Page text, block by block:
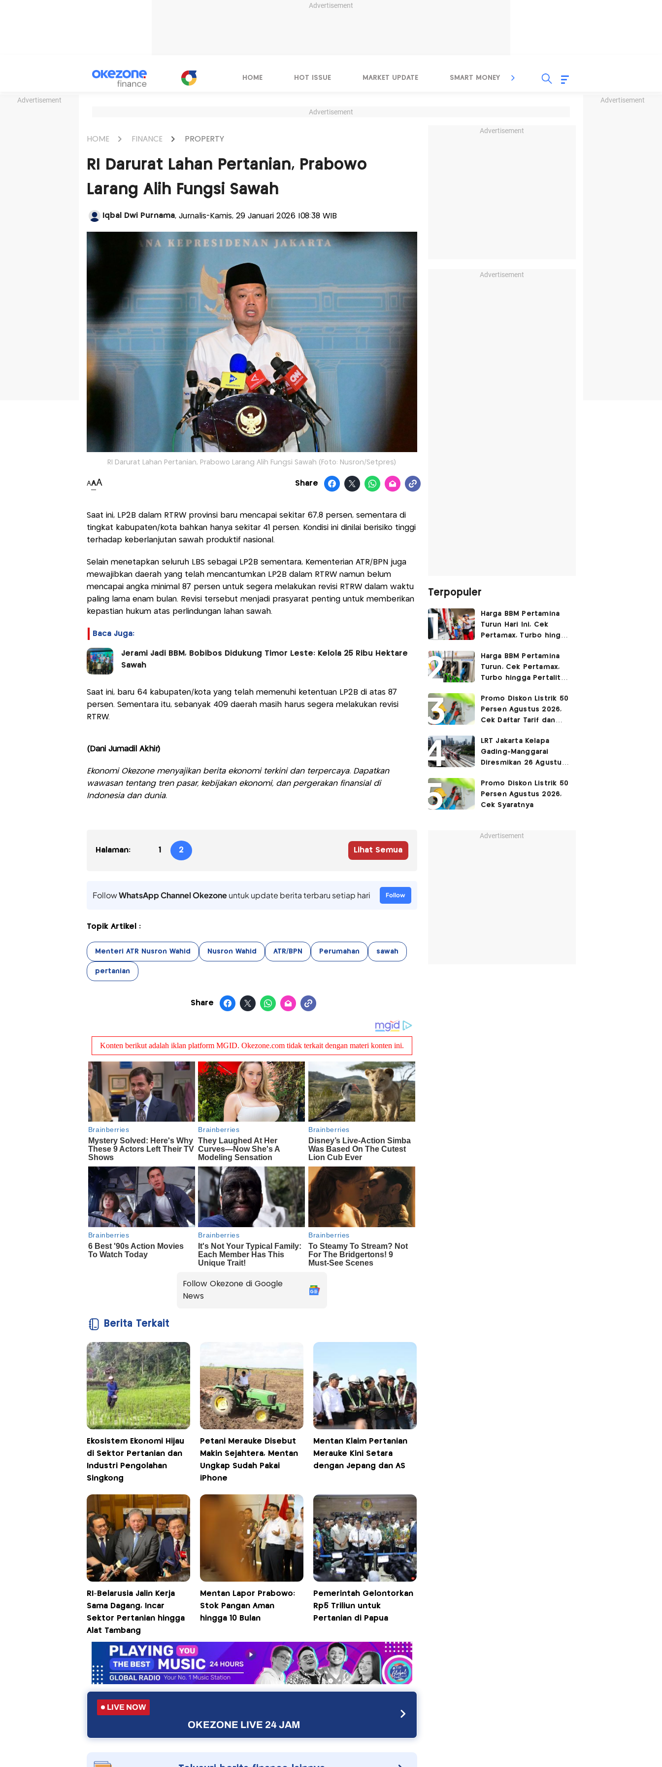
Advertisement
Advertisement Advertisement
HOME HOT ISSUE MARKET UPDATE SMART MONEY INSPIRASI BISNIS
Advertisement
HOME FINANCE PROPERTY
RI Darurat Lahan Pertanian, Prabowo
Larang Alih Fungsi Sawah
Iqbal Dwi Purnama, Jurnalis-Kamis, 29 Januari 2026 |08:38 WIB
RI Darurat Lahan Pertanian, Prabowo Larang Alih Fungsi Sawah (Foto: Nusron/Setpres)
AAA Share
Saat ini, LP2B dalam RTRW provinsi baru mencapai sekitar 67,8 persen, sementara di
tingkat kabupaten/kota bahkan hanya sekitar 41 persen. Kondisi ini dinilai berisiko tinggi
terhadap keberlanjutan sawah produktif nasional.
Selain menetapkan seluruh LBS sebagai LP2B sementara, Kementerian ATR/BPN juga
mewajibkan daerah yang telah mencantumkan LP2B dalam RTRW namun belum
mencapai angka minimal 87 persen untuk segera melakukan revisi RTRW dalam waktu
paling lama enam bulan. Revisi tersebut menjadi prasyarat penting untuk memberikan
kepastian hukum atas perlindungan lahan sawah.
Baca Juga:
Jerami Jadi BBM, Bobibos Didukung Timor Leste: Kelola 25 Ribu Hektare
Sawah
Saat ini, baru 64 kabupaten/kota yang telah memenuhi ketentuan LP2B di atas 87
persen. Sementara itu, sebanyak 409 daerah masih harus segera melakukan revisi
RTRW.
(Dani Jumadil Akhir)
Ekonomi Okezone menyajikan berita ekonomi terkini dan terpercaya. Dapatkan
wawasan tentang tren pasar, kebijakan ekonomi, dan pergerakan finansial di
Indonesia dan dunia.
Halaman: 1 2 Lihat Semua
FollowWhatsApp Channel Okezoneuntuk update berita terbaru setiap hari Follow
Topik Artikel :
Menteri ATR Nusron Wahid Nusron Wahid ATR/BPN Perumahan sawah
pertanian
Share
Follow Okezone di Google
News
Berita Terkait
Ekosistem Ekonomi Hijau
di Sektor Pertanian dan
Industri Pengolahan
Singkong
Petani Merauke Disebut
Makin Sejahtera, Mentan
Ungkap Sudah Pakai
iPhone
Mentan Klaim Pertanian
Merauke Kini Setara
dengan Jepang dan AS
RI-Belarusia Jalin Kerja
Sama Dagang, Incar
Sektor Pertanian hingga
Alat Tambang
Mentan Lapor Prabowo:
Stok Pangan Aman
hingga 10 Bulan
Pemerintah Gelontorkan
Rp5 Triliun untuk
Pertanian di Papua
LIVE NOW
OKEZONE LIVE 24 JAM
Advertisement
Advertisement
Terpopuler
Harga BBM Pertamina
Turun Hari Ini, Cek
Pertamax, Turbo hingga
2026
Harga BBM Pertamina
Turun, Cek Pertamax,
Turbo hingga Pertalite
Promo Diskon Listrik 50
Persen Agustus 2026,
Cek Daftar Tarif dan
LRT Jakarta Kelapa
Gading-Manggarai
Diresmikan 26 Agustus
Promo Diskon Listrik 50
Persen Agustus 2026,
Cek Syaratnya
Advertisement